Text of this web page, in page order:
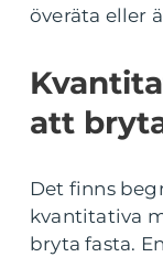
överäta eller
att
Det finns
kvantitativa
bryta fasta.